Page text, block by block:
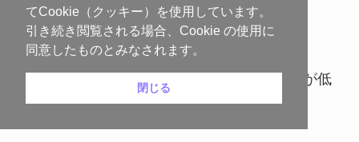
締める際は一気に力を入れると、摩擦で強度が低
下してしまうので要注意。
てCookie（クッキー）を使用しています。
引き続き閲覧される場合、Cookie の使用に
同意したものとみなされます。
閉じる